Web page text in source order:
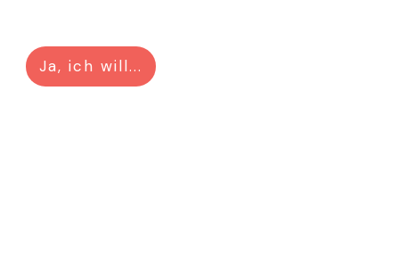
Ja, ich will...